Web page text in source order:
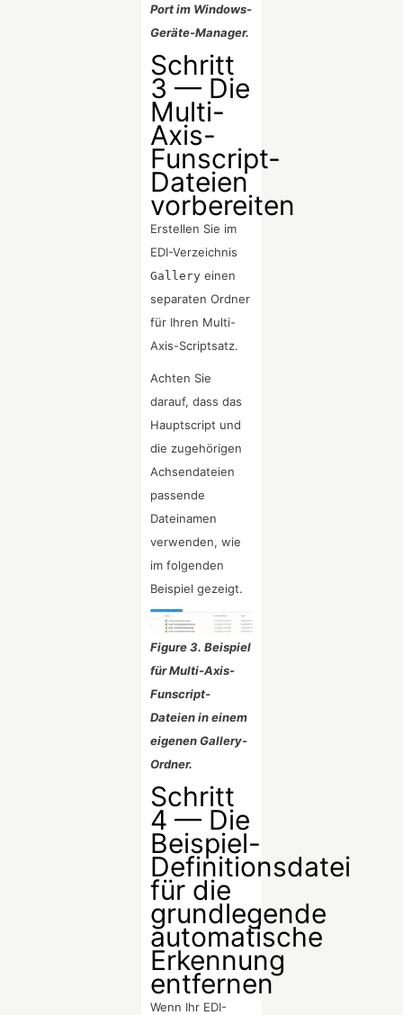
Port im Windows-
Geräte-Manager.
Schritt
3 — Die
Multi-
Axis-
Funscript-
Dateien
vorbereiten
Erstellen Sie im
EDI-Verzeichnis
Gallery einen
separaten Ordner
für Ihren Multi-
Axis-Scriptsatz.
Achten Sie
darauf, dass das
Hauptscript und
die zugehörigen
Achsendateien
passende
Dateinamen
verwenden, wie
im folgenden
Beispiel gezeigt.
Figure 3. Beispiel
für Multi-Axis-
Funscript-
Dateien in einem
eigenen Gallery-
Ordner.
Schritt
4 — Die
Beispiel-
Definitionsdatei
für die
grundlegende
automatische
Erkennung
entfernen
Wenn Ihr EDI-